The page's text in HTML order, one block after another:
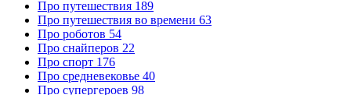
Про путешествия 189
Про путешествия во времени 63
Про роботов 54
Про снайперов 22
Про спорт 176
Про средневековье 40
Про супергероев 98